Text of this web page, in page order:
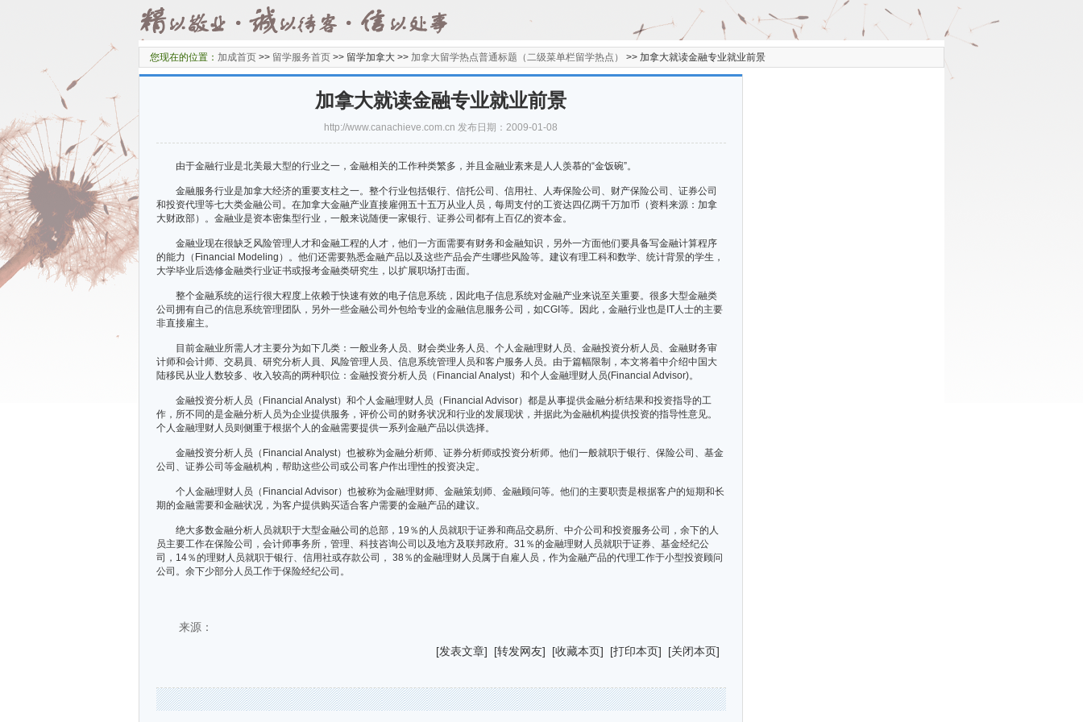
您现在的位置： 加成首页 >> 留学服务首页 >> 留学加拿大 >> 加拿大留学热点普通标题（二级菜单栏留学热点） >> 加拿大就读金融专业就业前景
加拿大就读金融专业就业前景
http://www.canachieve.com.cn 发布日期：2009-01-08
由于金融行业是北美最大型的行业之一，金融相关的工作种类繁多，并且金融业素来是人人羡慕的“金饭碗”。
金融服务行业是加拿大经济的重要支柱之一。整个行业包括银行、信托公司、信用社、人寿保险公司、财产保险公司、证券公司
和投资代理等七大类金融公司。在加拿大金融产业直接雇佣五十五万从业人员，每周支付的工资达四亿两千万加币（资料来源：加拿
大财政部）。金融业是资本密集型行业，一般来说随便一家银行、证券公司都有上百亿的资本金。
金融业现在很缺乏风险管理人才和金融工程的人才，他们一方面需要有财务和金融知识，另外一方面他们要具备写金融计算程序
的能力（Financial Modeling）。他们还需要熟悉金融产品以及这些产品会产生哪些风险等。建议有理工科和数学、统计背景的学生，
大学毕业后选修金融类行业证书或报考金融类研究生，以扩展职场打击面。
整个金融系统的运行很大程度上依赖于快速有效的电子信息系统，因此电子信息系统对金融产业来说至关重要。很多大型金融类
公司拥有自己的信息系统管理团队，另外一些金融公司外包给专业的金融信息服务公司，如CGI等。因此，金融行业也是IT人士的主要
非直接雇主。
目前金融业所需人才主要分为如下几类：一般业务人员、财会类业务人员、个人金融理财人员、金融投资分析人员、金融财务审
计师和会计师、交易員、研究分析人員、风险管理人员、信息系统管理人员和客户服务人员。由于篇幅限制，本文将着中介绍中国大
陆移民从业人数较多、收入较高的两种职位：金融投资分析人员（Financial Analyst）和个人金融理财人员(Financial Advisor)。
金融投资分析人员（Financial Analyst）和个人金融理财人员（Financial Advisor）都是从事提供金融分析结果和投资指导的工
作，所不同的是金融分析人员为企业提供服务，评价公司的财务状况和行业的发展现状，并据此为金融机构提供投资的指导性意见。
个人金融理财人员则侧重于根据个人的金融需要提供一系列金融产品以供选择。
金融投资分析人员（Financial Analyst）也被称为金融分析师、证券分析师或投资分析师。他们一般就职于银行、保险公司、基金
公司、证券公司等金融机构，帮助这些公司或公司客户作出理性的投资决定。
个人金融理财人员（Financial Advisor）也被称为金融理财师、金融策划师、金融顾问等。他们的主要职责是根据客户的短期和长
期的金融需要和金融状况，为客户提供购买适合客户需要的金融产品的建议。
绝大多数金融分析人员就职于大型金融公司的总部，19％的人员就职于证券和商品交易所、中介公司和投资服务公司，余下的人
员主要工作在保险公司，会计师事务所，管理、科技咨询公司以及地方及联邦政府。31％的金融理财人员就职于证券、基金经纪公
司，14％的理财人员就职于银行、信用社或存款公司， 38％的金融理财人员属于自雇人员，作为金融产品的代理工作于小型投资顾问
公司。余下少部分人员工作于保险经纪公司。
来源：
[发表文章] [转发网友] [收藏本页] [打印本页] [关闭本页]